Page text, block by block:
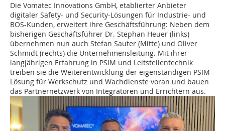
Die Vomatec Innovations GmbH, etablierter Anbieter
digitaler Safety- und Security-Lösungen für Industrie- und
BOS-Kunden, erweitert ihre Geschäftsführung: Neben dem
bisherigen Geschäftsführer Dr. Stephan Heuer (links)
übernehmen nun auch Stefan Sauter (Mitte) und Oliver
Schmidt (rechts) die Unternehmensleitung. Mit ihrer
langjährigen Erfahrung in PSIM und Leitstellentechnik
treiben sie die Weiterentwicklung der eigenständigen PSIM-
Lösung für Werkschutz und Wachdienste voran und bauen
das Partnernetzwerk von Integratoren und Errichtern aus.